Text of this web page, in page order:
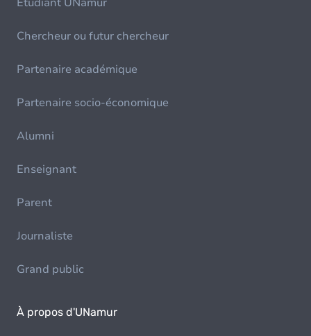
Chercheur ou futur chercheur
Partenaire académique
Partenaire socio-économique
Alumni
Enseignant
Parent
Journaliste
Grand public
À propos d'UNamur